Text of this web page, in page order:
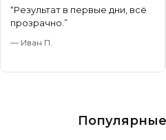
“Результат в первые дни, всё
прозрачно. ”
— Иван П.